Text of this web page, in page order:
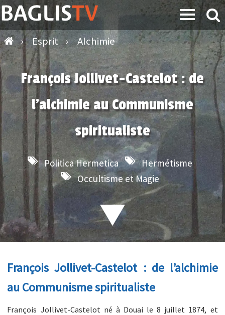
› Esprit › Alchimie
François Jollivet-Castelot : de
l’alchimie au Communisme
spiritualiste
Politica Hermetica
Hermétisme
Occultisme et Magie
François Jollivet-Castelot : de l’alchimie
au Communisme spiritualiste
François Jollivet-Castelot né à Douai le 8 juillet 1874, et